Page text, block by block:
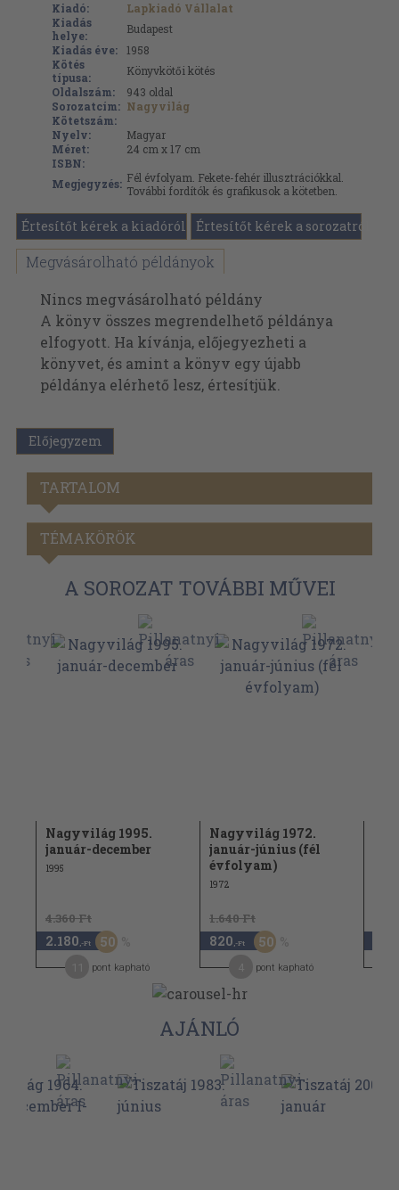
Kiadó:
Lapkiadó Vállalat
Kiadás
helye:
Budapest
Kiadás éve:
1958
Kötés
típusa:
Könyvkötői kötés
Oldalszám:
943 oldal
Sorozatcím: Nagyvilág
Kötetszám:
Nyelv:
Magyar
Méret:
24 cm x 17 cm
ISBN:
Megjegyzés: Fél évfolyam. Fekete-fehér illusztrációkkal.
További fordítók és grafikusok a kötetben.
Értesítőt kérek a kiadóról Értesítőt kérek a sorozatról
Megvásárolható példányok
Nincs megvásárolható példány
A könyv összes megrendelhető példánya
elfogyott. Ha kívánja, előjegyezheti a
könyvet, és amint a könyv egy újabb
példánya elérhető lesz, értesítjük.
Előjegyzem
TARTALOM
TÉMAKÖRÖK
A SOROZAT TOVÁBBI MŰVEI
Nagyvilág 1995.
január-december
1995
4.360 Ft
2.180 ,-Ft 50
pont kapható
Nagyvilág 1972.
január-június (fél
évfolyam)
1972
1.640 Ft
820 ,-Ft 50
pont kapható
AJÁNLÓ